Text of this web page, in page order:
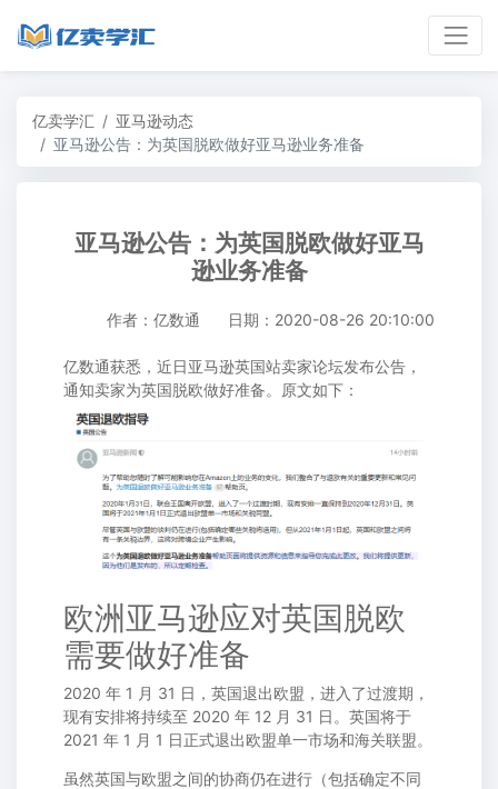
亿卖学汇
亚马逊动态
亚马逊公告：为英国脱欧做好亚马逊业务准备
亚马逊公告：为英国脱欧做好亚马
逊业务准备
作者：亿数通 日期：2020-08-26 20:10:00
亿数通获悉，近日亚马逊英国站卖家论坛发布公告，
通知卖家为英国脱欧做好准备。原文如下：
欧洲亚马逊应对英国脱欧
需要做好准备
2020 年 1 月 31 日，英国退出欧盟，进入了过渡期，
现有安排将持续至 2020 年 12 月 31 日。英国将于
2021 年 1 月 1 日正式退出欧盟单一市场和海关联盟。
虽然英国与欧盟之间的协商仍在进行（包括确定不同